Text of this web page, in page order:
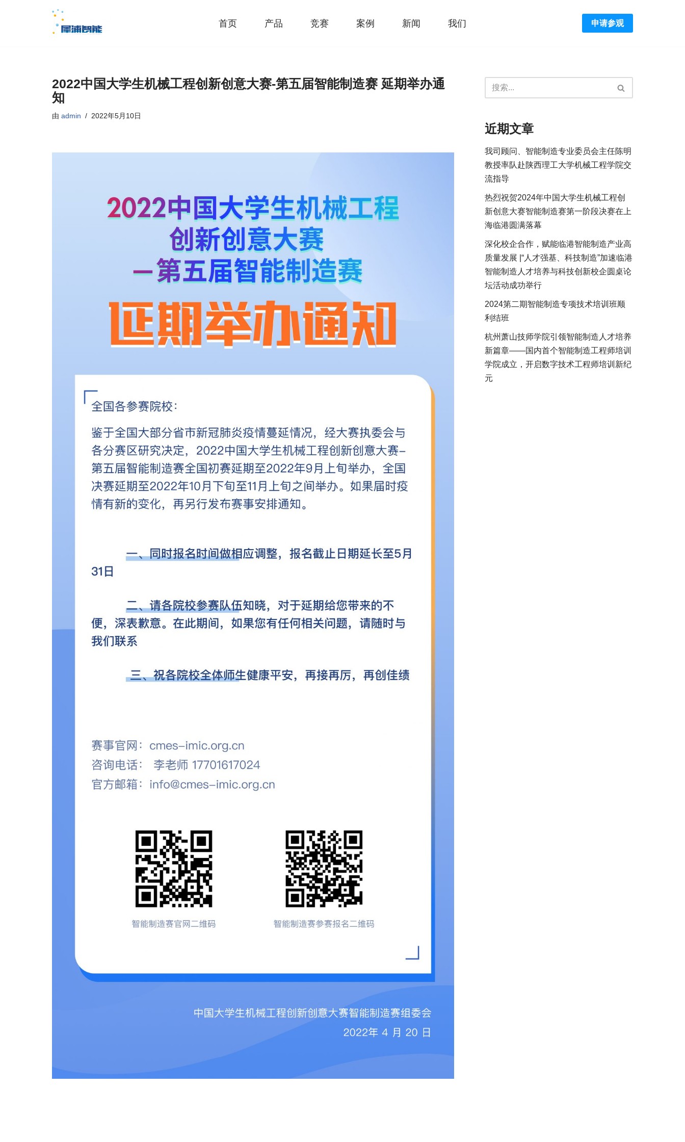
首页 产品 竞赛 案例 新闻 我们 申请参观
2022中国大学生机械工程创新创意大赛-第五届智能制造赛 延期举办通
知
由 admin 2022年5月10日
近期文章
我司顾问、智能制造专业委员会主任陈明
教授率队赴陕西理工大学机械工程学院交
流指导
热烈祝贺2024年中国大学生机械工程创
新创意大赛智能制造赛第一阶段决赛在上
海临港圆满落幕
深化校企合作，赋能临港智能制造产业高
质量发展 |“人才强基、科技制造”加速临港
智能制造人才培养与科技创新校企圆桌论
坛活动成功举行
2024第二期智能制造专项技术培训班顺
利结班
杭州萧山技师学院引领智能制造人才培养
新篇章——国内首个智能制造工程师培训
学院成立，开启数字技术工程师培训新纪
元